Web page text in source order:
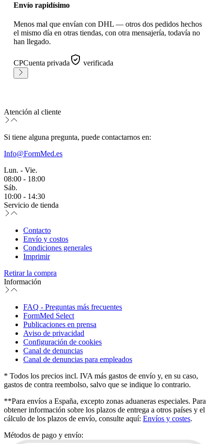
Envío rapidísimo
Menos mal que envían con DHL — otros dos pedidos hechos
el mismo día en otras tiendas, con otra mensajería, todavía no
han llegado.
CPCuenta privada verificada
Atención al cliente
Si tiene alguna pregunta, puede contactarnos en:
Info@FormMed.es
Lun. - Vie.
08:00 - 18:00
Sáb.
10:00 - 14:30
Servicio de tienda
Contacto
Envío y costos
Condiciones generales
Imprimir
Retirar la compra
Información
FAQ - Preguntas más frecuentes
FormMed Select
Publicaciones en prensa
Aviso de privacidad
Configuración de cookies
Canal de denuncias
Canal de denuncias para empleados
* Todos los precios incl. IVA más gastos de envío y, en su caso,
gastos de contra reembolso, salvo que se indique lo contrario.
**Para envíos a España, excepto zonas aduaneras especiales. Para
obtener información sobre los plazos de entrega a otros países y el
cálculo de los plazos de envío, consulte aquí: Envíos y costes.
Métodos de pago y envío: